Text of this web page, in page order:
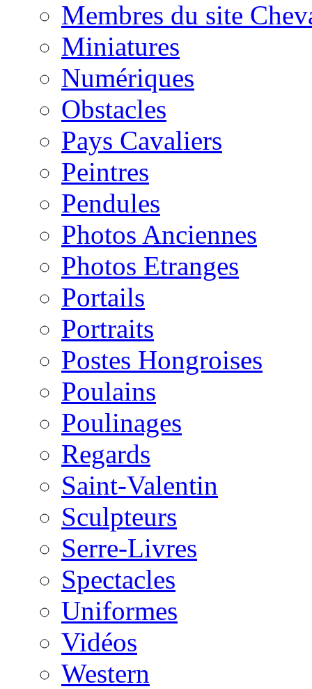
Membres du site
Miniatures
Numériques
Obstacles
Pays Cavaliers
Peintres
Pendules
Photos Anciennes
Photos Etranges
Portails
Portraits
Postes Hongroises
Poulains
Poulinages
Regards
Saint-Valentin
Sculpteurs
Serre-Livres
Spectacles
Uniformes
Vidéos
Western